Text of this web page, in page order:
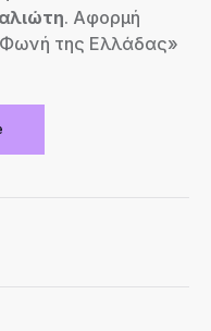
. Αφορμή
Φωνή της Ελλάδας»